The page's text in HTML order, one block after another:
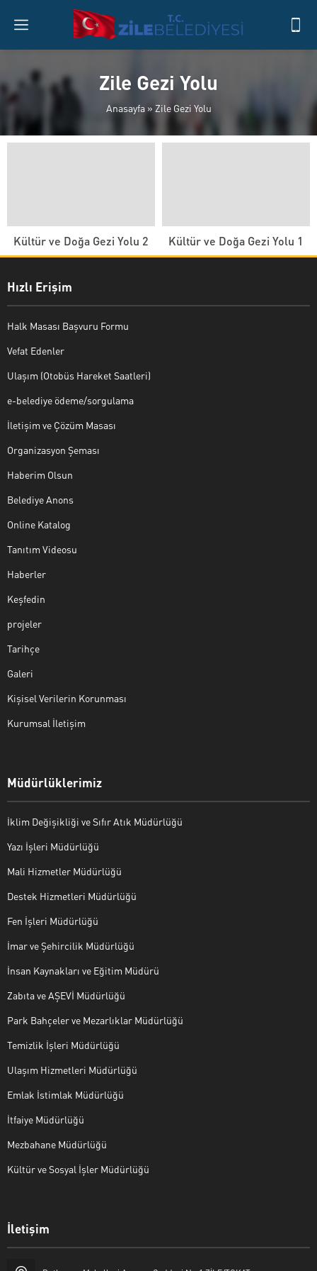
Zile Gezi Yolu
Anasayfa» Zile Gezi Yolu
Kültür ve Doğa Gezi Yolu 2 Kültür ve Doğa Gezi Yolu 1
Hızlı Erişim
Halk Masası Başvuru Formu
Vefat Edenler
Ulaşım (Otobüs Hareket Saatleri)
e-belediye ödeme/sorgulama
İletişim ve Çözüm Masası
Organizasyon Şeması
Haberim Olsun
Belediye Anons
Online Katalog
Tanıtım Videosu
Haberler
Keşfedin
projeler
Tarihçe
Galeri
Kişisel Verilerin Korunması
Kurumsal İletişim
Müdürlüklerimiz
İklim Değişikliği ve Sıfır Atık Müdürlüğü
Yazı İşleri Müdürlüğü
Mali Hizmetler Müdürlüğü
Destek Hizmetleri Müdürlüğü
Fen İşleri Müdürlüğü
İmar ve Şehircilik Müdürlüğü
İnsan Kaynakları ve Eğitim Müdürü
Zabıta ve AŞEVİ Müdürlüğü
Park Bahçeler ve Mezarlıklar Müdürlüğü
Temizlik İşleri Müdürlüğü
Ulaşım Hizmetleri Müdürlüğü
Emlak İstimlak Müdürlüğü
İtfaiye Müdürlüğü
Mezbahane Müdürlüğü
Kültür ve Sosyal İşler Müdürlüğü
İletişim